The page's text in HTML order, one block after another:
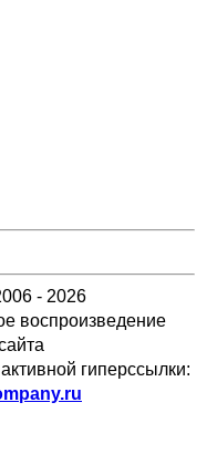
- 2026
воспроизведение
гиперссылки: